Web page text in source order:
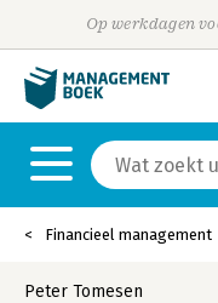
Op werkdagen
Financieel management
Peter Tomesen